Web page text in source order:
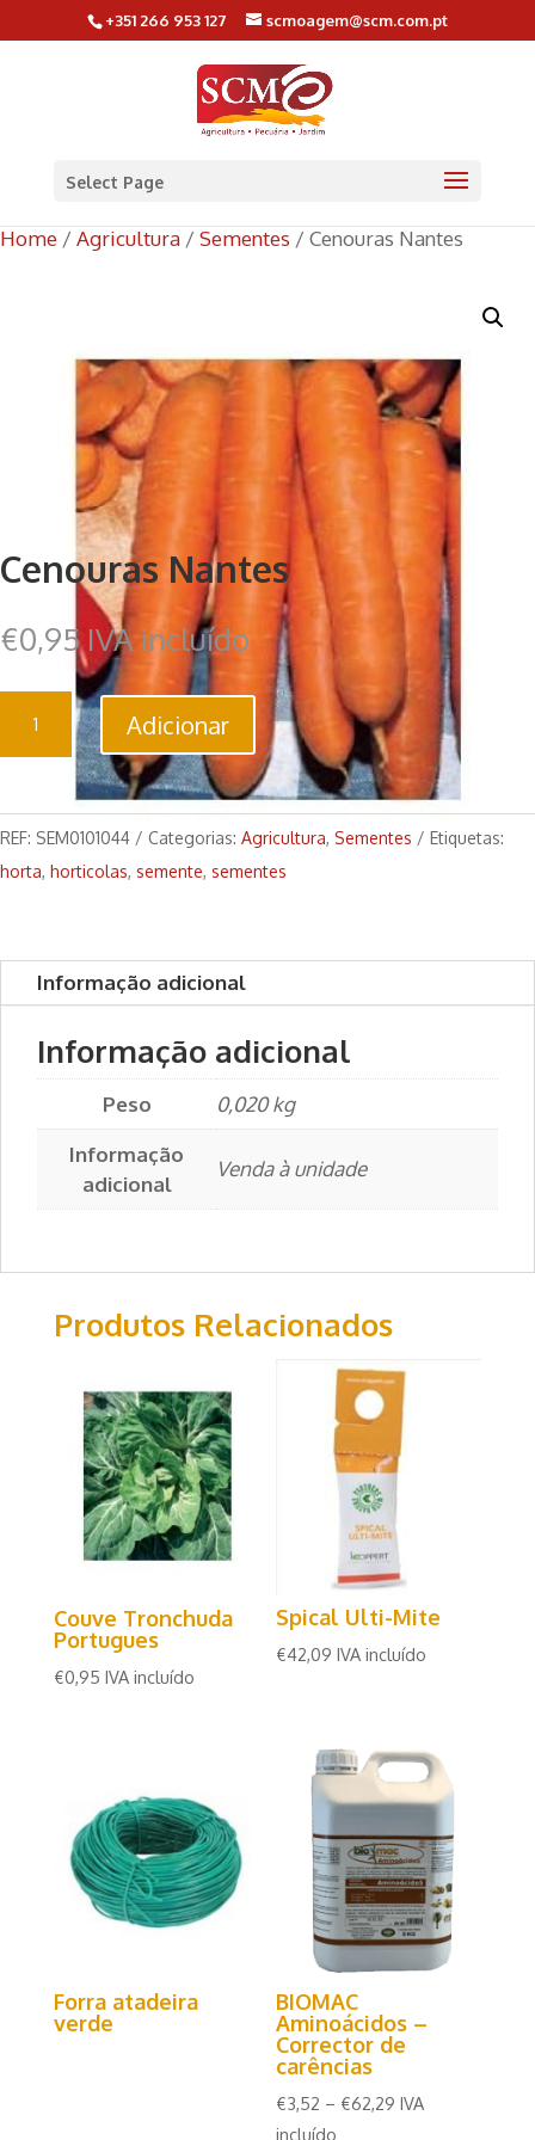
+351 266 953 127 scmoagem@scm.com.pt
Select Page
Home / Agricultura / Sementes / Cenouras Nantes
Cenouras Nantes
€0,95 IVA incluído
Quantidade
Cenouras
Nantes
Adicionar
REF: SEM0101044 Categorias: Agricultura, Sementes
Etiquetas:
horta, horticolas, semente, sementes
Informação adicional
Informação adicional
Peso
0,020 kg
Informação
adicional
Venda à unidade
Produtos Relacionados
Couve Tronchuda
Portugues
€0,95 IVA incluído
Spical Ulti-Mite
€42,09 IVA incluído
Forra atadeira
verde
BIOMAC
Aminoácidos –
Corrector de
carências
€3,52 – €62,29 IVA
incluído